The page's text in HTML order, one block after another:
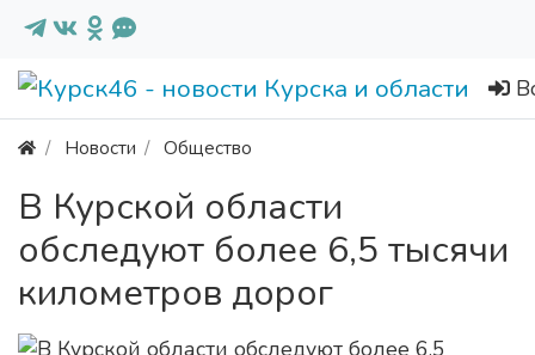
Новости Общество
В Курской области
обследуют более 6,5 тысячи
километров дорог